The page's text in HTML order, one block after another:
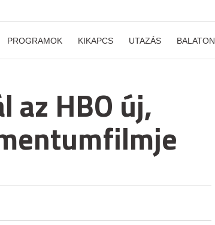
PROGRAMOK KIKAPCS UTAZÁS BALATON
az HBO új,